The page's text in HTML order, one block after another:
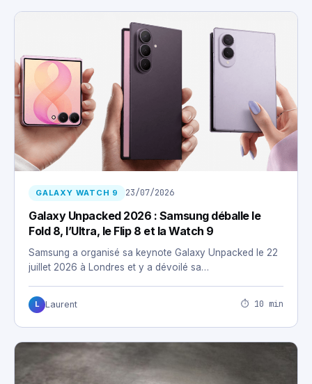
GALAXY WATCH 9 23/07/2026
Galaxy Unpacked 2026 : Samsung déballe le
Fold 8, l’Ultra, le Flip 8 et la Watch 9
Samsung a organisé sa keynote Galaxy Unpacked le 22
juillet 2026 à Londres et y a dévoilé sa…
L Laurent ⏱ 10 min